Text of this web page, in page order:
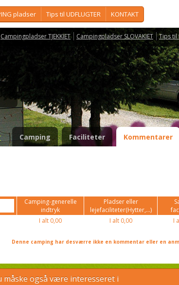
pladser Tips til UDFLUGTER KONTAKT
Campingpladser TJEKKIET Campingpladser SLOVAKIET Tips til
Camping Faciliteter Kommentarer
Camping-generelle
indtryk
Pladser eller
lejefaciliteter(Hytter,...)
I alt 0,00 I alt0,00 I
Denne camping har desværre ikke en kommentar eller en
måske også være interesseret i